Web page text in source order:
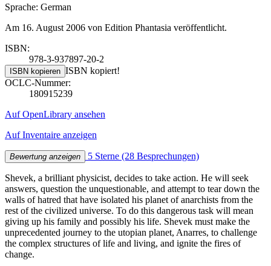
Sprache: German
Am 16. August 2006 von Edition Phantasia veröffentlicht.
ISBN:
978-3-937897-20-2
ISBN kopieren ISBN kopiert!
OCLC-Nummer:
180915239
Auf OpenLibrary ansehen
Auf Inventaire anzeigen
Bewertung anzeigen 5 Sterne (28 Besprechungen)
Shevek, a brilliant physicist, decides to take action. He will seek
answers, question the unquestionable, and attempt to tear down the
walls of hatred that have isolated his planet of anarchists from the
rest of the civilized universe. To do this dangerous task will mean
giving up his family and possibly his life. Shevek must make the
unprecedented journey to the utopian planet, Anarres, to challenge
the complex structures of life and living, and ignite the fires of
change.